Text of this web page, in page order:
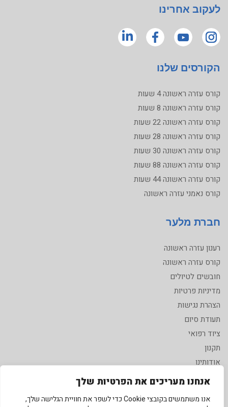
אנחנו מעריכים את הפרטיות שלך
אנו משתמשים בקובצי Cookie כדי לשפר את חוויית הגלישה שלך,
לעקוב אחרינו
הקורסים שלנו
קורס עזרה ראשונה 4 שעות
קורס עזרה ראשונה 8 שעות
קורס עזרה ראשונה 22 שעות
קורס עזרה ראשונה 28 שעות
קורס עזרה ראשונה 30 שעות
קורס עזרה ראשונה 88 שעות
קורס עזרה ראשונה 44 שעות
קורס נאמני עזרה ראשונה
חברת מלער
רענון עזרה ראשונה
קורס עזרה ראשונה
חובשים לטיולים
מדיניות פרטיות
הצהרת נגישות
תעודת סיום
ציוד רפואי
תקנון
אודותינו
אישורים